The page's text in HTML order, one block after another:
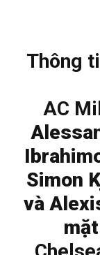
Thông
AC
Simon
và